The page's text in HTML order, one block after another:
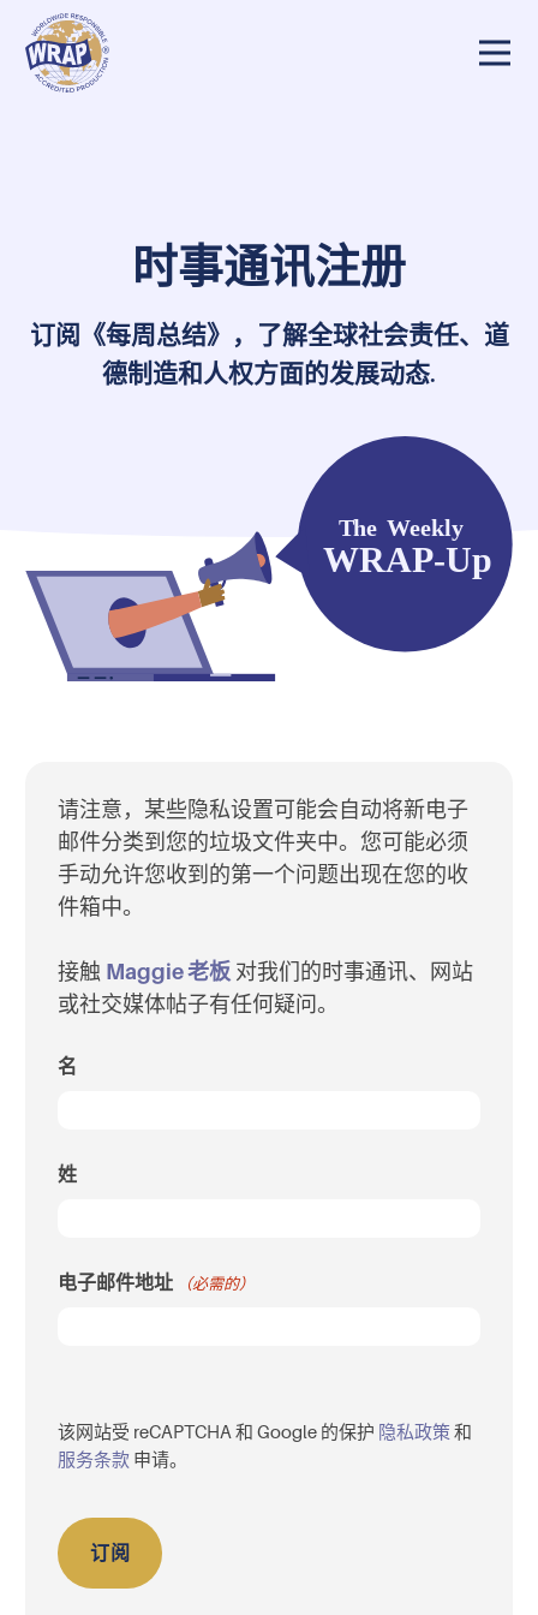
时事通讯注册
订阅《每周总结》，了解全球社会责任、道
德制造和人权方面的发展动态.
请注意，某些隐私设置可能会自动将新电子
邮件分类到您的垃圾文件夹中。您可能必须
手动允许您收到的第一个问题出现在您的收
件箱中。
接触 Maggie 老板 对我们的时事通讯、网站
或社交媒体帖子有任何疑问。
名
姓
电子邮件地址 （必需的）
码
该网站受 reCAPTCHA 和 Google 的保护 隐私政策 和
服务条款 申请。